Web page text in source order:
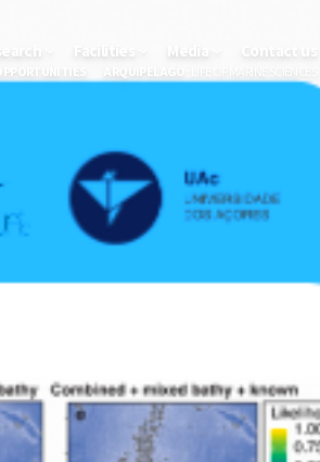
Facilities Media Contact us
ARQUIPELAGO